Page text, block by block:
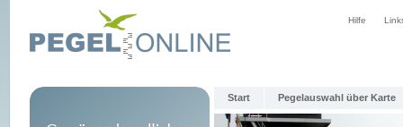
Hilfe
Start Pegelauswahl über Karte